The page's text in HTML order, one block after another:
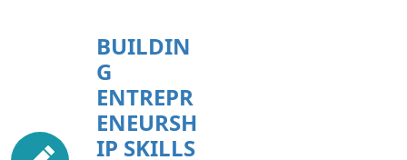
BUILDIN
G
ENTREPR
ENEURSH
IP SKILLS